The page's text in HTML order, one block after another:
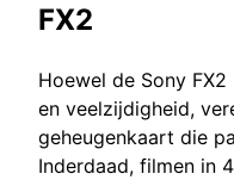
FX2
Hoewel de Sony
en veelzijdigheid,
geheugenkaart die
Inderdaad, filmen in